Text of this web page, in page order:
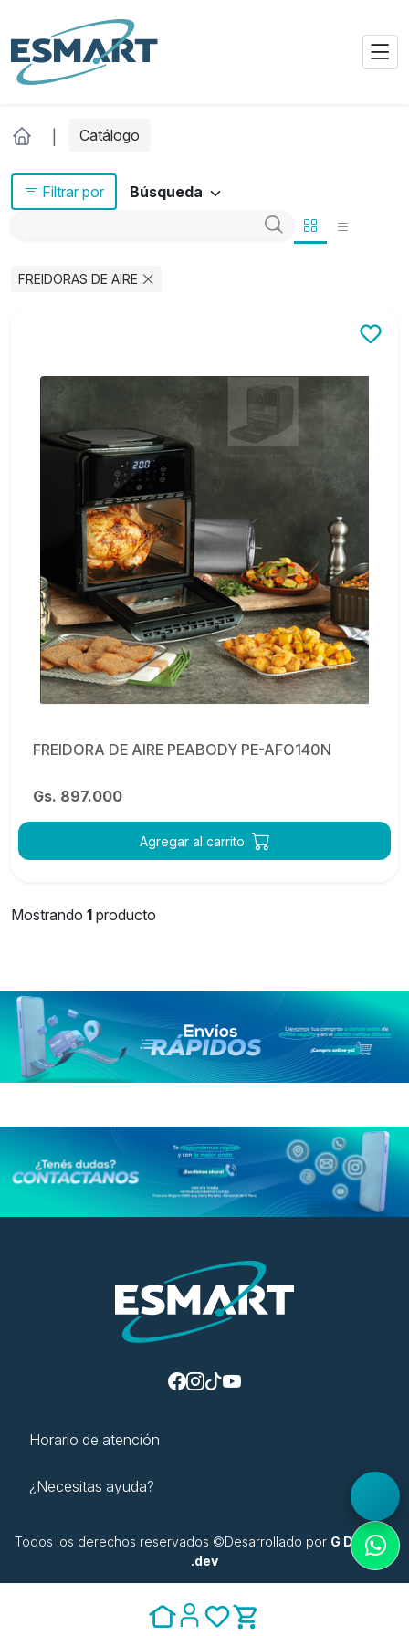
Catálogo
Filtrar por Búsqueda
FREIDORAS DE AIRE
FREIDORA DE AIRE PEABODY PE-AFO140N
Gs. 897.000
Agregar al carrito
Mostrando 1 producto
Horario de atención
¿Necesitas ayuda?
Todos los derechos reservados ©Desarrollado por G Digital |
.dev